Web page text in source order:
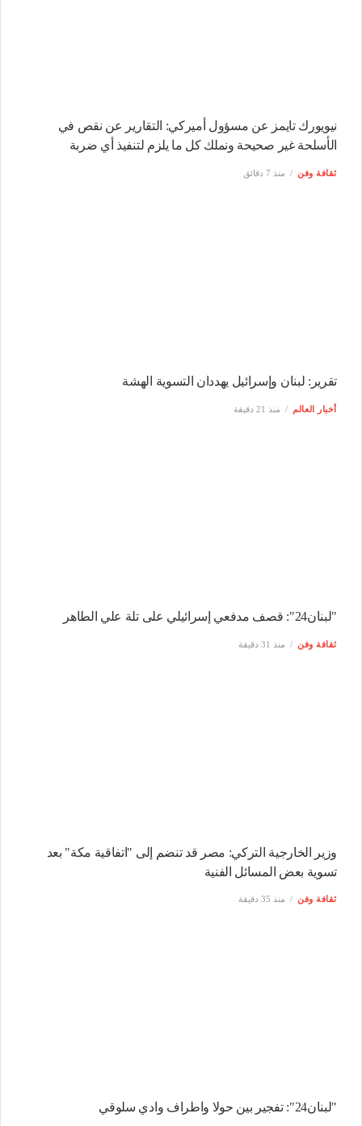
نيويورك تايمز عن مسؤول أميركي: التقارير عن نقص في
الأسلحة غير صحيحة ونملك كل ما يلزم لتنفيذ أي ضربة
ثقافة وفن منذ 7 دقائق
تقرير: لبنان وإسرائيل يهددان التسوية الهشة
أخبار العالم منذ 21 دقيقة
"لبنان24": قصف مدفعي إسرائيلي على تلة علي الطاهر
ثقافة وفن منذ 31 دقيقة
وزير الخارجية التركي: مصر قد تنضم إلى "اتفاقية مكة" بعد
تسوية بعض المسائل الفنية
ثقافة وفن منذ 35 دقيقة
"لبنان24": تفجير بين حولا واطراف وادي سلوقي